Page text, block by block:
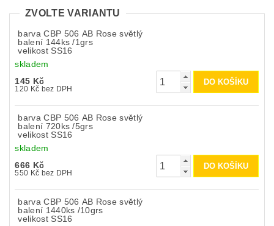
ZVOLTE VARIANTU
barva CBP 506 AB Rose světlý
balení 144ks /1grs
velikost SS16
skladem
145 Kč
120 Kč bez DPH
barva CBP 506 AB Rose světlý
balení 720ks /5grs
velikost SS16
skladem
666 Kč
550 Kč bez DPH
barva CBP 506 AB Rose světlý
balení 1440ks /10grs
velikost SS16